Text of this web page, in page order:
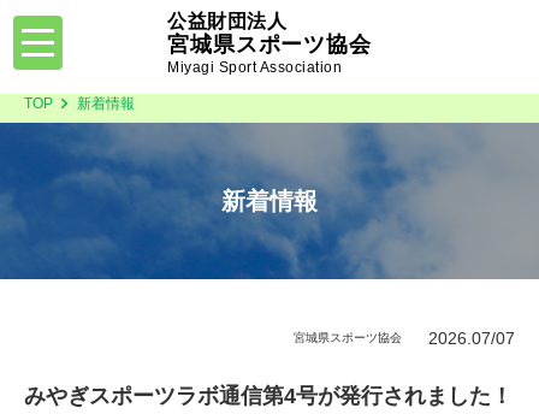
公益財団法人
宮城県スポーツ協会
Miyagi Sport Association
toggle
navigation
TOP 新着情報
新着情報
宮城県スポーツ協会 2026.07/07
みやぎスポーツラボ通信第4号が発行されました！